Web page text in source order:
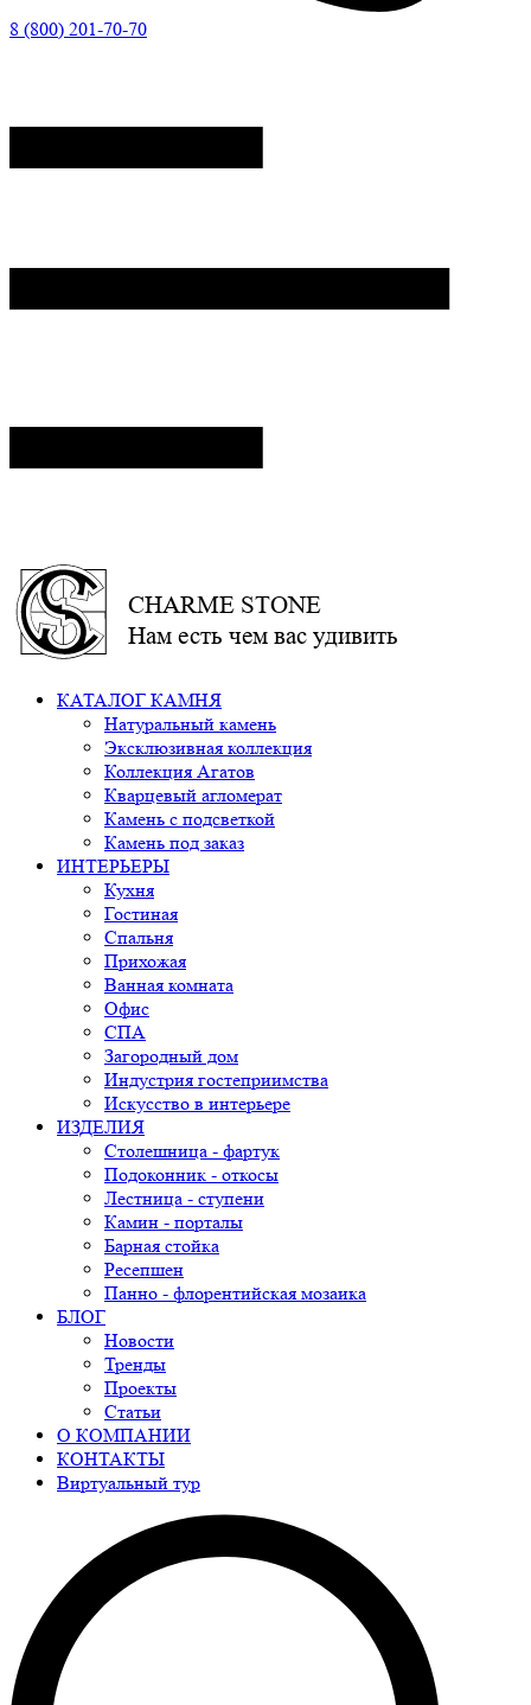
8 (800) 201-70-70
CHARME STONE
Нам есть чем вас удивить
КАТАЛОГ КАМНЯ
Натуральный камень
Эксклюзивная коллекция
Коллекция Агатов
Кварцевый агломерат
Камень с подсветкой
Камень под заказ
ИНТЕРЬЕРЫ
Кухня
Гостиная
Спальня
Прихожая
Ванная комната
Офис
СПА
Загородный дом
Индустрия гостеприимства
Искусство в интерьере
ИЗДЕЛИЯ
Столешница - фартук
Подоконник - откосы
Лестница - ступени
Камин - порталы
Барная стойка
Ресепшен
Панно - флорентийская мозаика
БЛОГ
Новости
Тренды
Проекты
Статьи
О КОМПАНИИ
КОНТАКТЫ
Виртуальный тур